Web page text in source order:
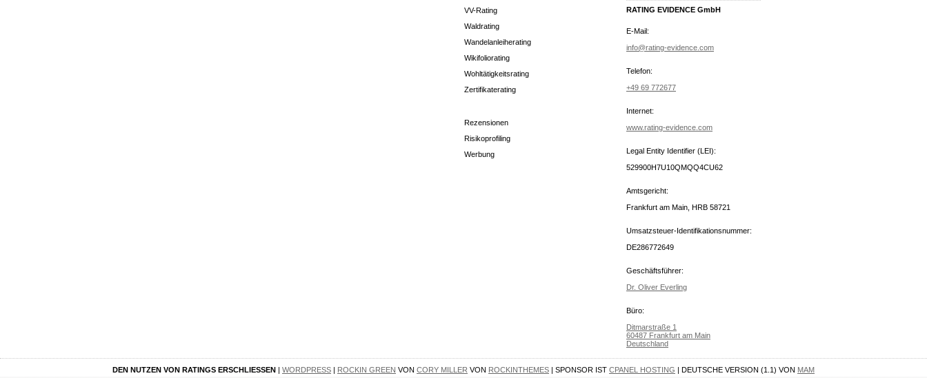
VV-Rating
Waldrating
Wandelanleiherating
Wikifoliorating
Wohltätigkeitsrating
Zertifikaterating
Rezensionen
Risikoprofiling
Werbung
RATING EVIDENCE GmbH
E-Mail:
info@rating-evidence.com
Telefon:
+49 69 772677
Internet:
www.rating-evidence.com
Legal Entity Identifier (LEI):
529900H7U10QMQQ4CU62
Amtsgericht:
Frankfurt am Main, HRB 58721
Umsatzsteuer-Identifikationsnummer:
DE286772649
Geschäftsführer:
Dr. Oliver Everling
Büro:
Ditmarstraße 1
60487 Frankfurt am Main
Deutschland
DEN NUTZEN VON RATINGS ERSCHLIESSEN | WORDPRESS | ROCKIN GREEN VON CORY MILLER VON ROCKINTHEMES | SPONSOR IST CPANEL HOSTING | DEUTSCHE VERSION (1.1) VON MAM